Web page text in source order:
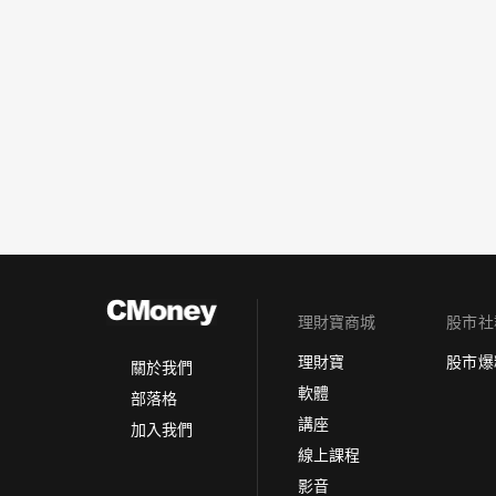
關於我們
部落格
加入我們
理財寶商城
理財寶
軟體
講座
線上課程
影音
股市
股市